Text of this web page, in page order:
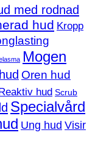
med rodnad
hud Kropp
Mogen
Oren hud
hud Scrub
Specialvård
Ung hud Visir